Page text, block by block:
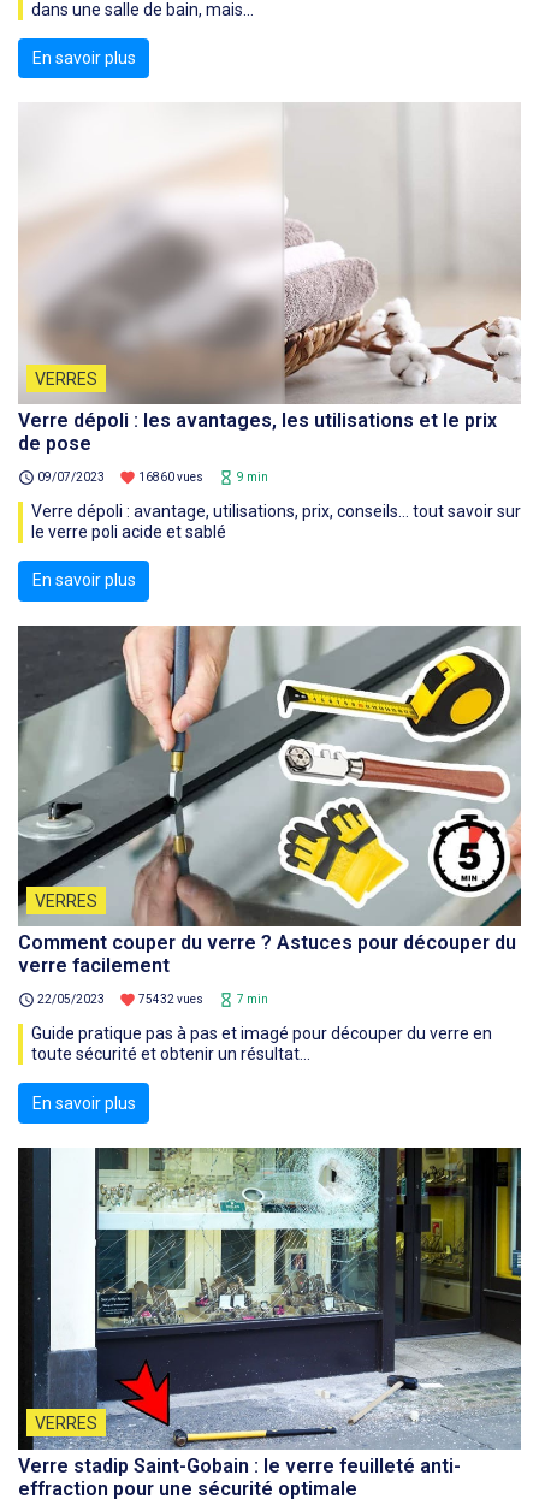
dans une salle de bain, mais...
En savoir plus
VERRES
Verre dépoli : les avantages, les utilisations et le prix
de pose
schedule 09/07/2023 favorite 16860 vues hourglass_empty 9 min
Verre dépoli : avantage, utilisations, prix, conseils… tout savoir sur
le verre poli acide et sablé
En savoir plus
VERRES
Comment couper du verre ? Astuces pour découper du
verre facilement
schedule 22/05/2023 favorite 75432 vues hourglass_empty 7 min
Guide pratique pas à pas et imagé pour découper du verre en
toute sécurité et obtenir un résultat...
En savoir plus
VERRES
Verre stadip Saint-Gobain : le verre feuilleté anti-
effraction pour une sécurité optimale